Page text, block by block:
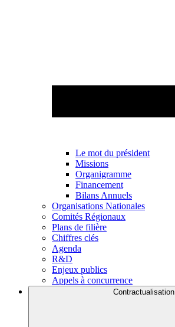
Le mot du président
Missions
Organigramme
Financement
Bilans Annuels
Organisations Nationales
Comités Régionaux
Plans de filière
Chiffres clés
Agenda
R&D
Enjeux publics
Appels à concurrence
Contractualisation